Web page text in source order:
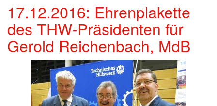
17.12.2016: Ehrenplakette
des THW-Präsidenten für
Gerold Reichenbach, MdB